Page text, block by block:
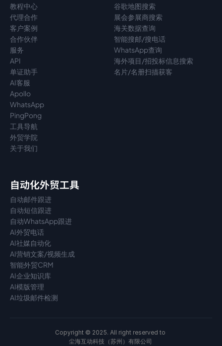
教程中心
代理合作
客户案例
合作伙伴
服务
API
单证助手
AI客服
Apollo
WhatsApp
PingPong
工具导航
外贸学院
关于我们
谷歌地图搜索
展会参展商搜索
海关数据查询
智能搜邮/搜电话
WhatsApp查询
海外项目/招投标信息搜索
名片/名册扫描获客
自动化外贸工具
自动邮件跟进
自动短信跟进
自动WhatsApp跟进
AI外贸电话
AI社媒自动化
AI营销文案/视频生成
智能外贸CRM
AI企业知识库
AI模版管理
AI垃圾邮件检测
Copyright © 2025. All right reserved to
尘海互动科技（苏州）有限公司